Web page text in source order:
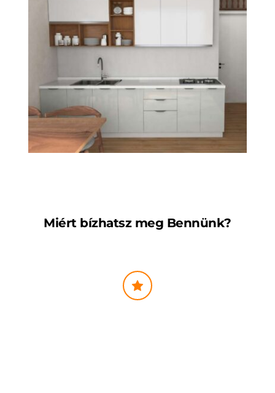
Miért bízhatsz meg Bennünk?